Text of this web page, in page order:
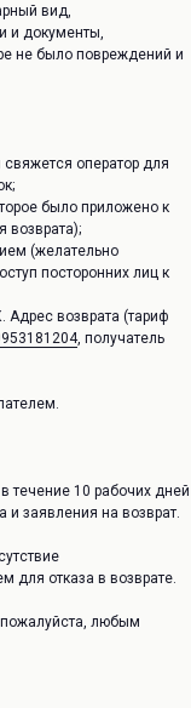
вид,
и документы,
не было повреждений и
оператор для
было приложено к
возврата);
(желательно
посторонних лиц к
возврата (тариф
, получатель
течение 10 рабочих дней
заявления на возврат.
для отказа в возврате.
любым